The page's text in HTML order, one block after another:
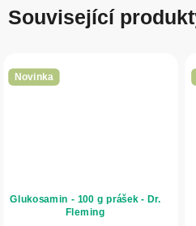
Související
Novinka
Glukosamin - 100 g prášek - Dr.
Fleming